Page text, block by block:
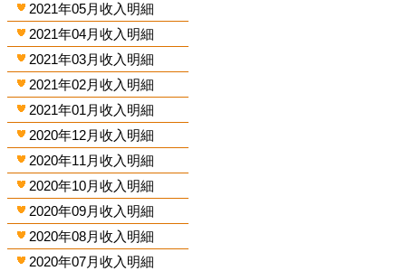
2021年05月收入明細
2021年04月收入明細
2021年03月收入明細
2021年02月收入明細
2021年01月收入明細
2020年12月收入明細
2020年11月收入明細
2020年10月收入明細
2020年09月收入明細
2020年08月收入明細
2020年07月收入明細